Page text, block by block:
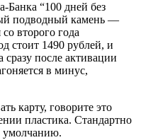
Банка “100 дней без
подводный камень —
второго года
стоит 1490 рублей, и
сразу после активации
в минус,
карту, говорите это
пластика. Стандартно
умолчанию.